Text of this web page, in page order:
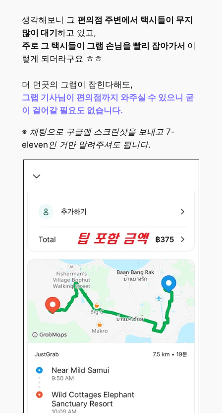
생각해보니 그 편의점 주변에서 택시들이 무지
많이 대기 하고 있고,
주로 그 택시들이 그랩 손님을 빨리 잡아가서 이
렇게 되더라구요 ㅎㅎ
더 먼곳의 그랩이 잡힌다해도,
그랩 기사님이 편의점까지 와주실 수 있으니 굳
이 걸어갈 필요도 없습니다.
※ 채팅으로 구글맵 스크린샷을 보내고 7-
eleven인 거만 알려주셔도 됩니다.